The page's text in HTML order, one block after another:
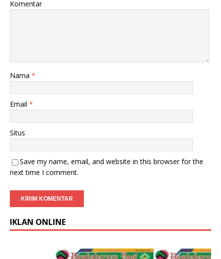
Komentar
Nama *
Email *
Situs
Save my name, email, and website in this browser for the
next time I comment.
IKLAN ONLINE